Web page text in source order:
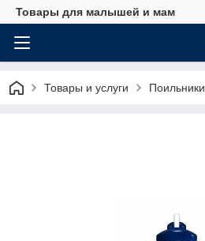
Товары для малышей и мам
Товары и услуги Поильники